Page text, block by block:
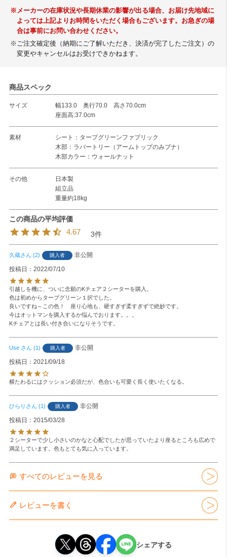
※メーカーの在庫状況や長期休業の影響が出る場合、お届け先地域に
よっては上記よりお時間をいただく場合もございます。お急ぎの場
合は事前にお問い合わせください。
※ご注文確定後（納期にご了解いただき、決済が完了したご注文）の
変更やキャンセルはお受けできかねます。
商品スペック
サイズ
幅133.0 奥行70.0 高さ70.0cm
座面高:37.0cm
素材
シート：タープグリーンファブリック
木部：ラバートリー（アームトップのみブナ）
木部カラー：ウォールナット
その他
日本製
組立品
重量約18kg
4.67 3
久蔵 2 購入者
非公開
投稿日
2022/07/10
引越しを機に、ついに念願のKチェア２シーターを購入。
色は初めからタープグリーン１択でした。
良いですね～この色！　座り心地も、硬すぎず柔すぎずで絶妙です。
今はオットマンを購入するか悩んでおります。。。
Use 1 購入者
非公開
投稿日
2021/09/18
横たわるにはクッション必須だが、色合いも可愛く長く使いたくなる。
ひらり 1 購入者
非公開
投稿日
2015/03/28
２シーターで少し小さいのかなと心配でしたが思っていたより座るところも広めで
満足しています。色もとても気に入っています。
すべてのレビューを見る
レビューを書く
シェアする